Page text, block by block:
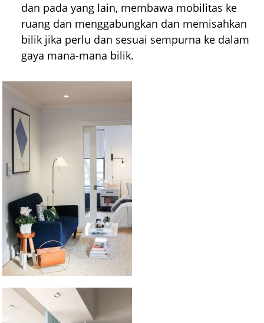
dan pada yang lain, membawa mobilitas ke
ruang dan menggabungkan dan memisahkan
bilik jika perlu dan sesuai sempurna ke dalam
gaya mana-mana bilik.